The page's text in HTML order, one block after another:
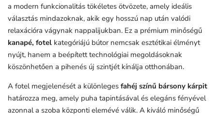
a modern funkcionalitás tökéletes ötvözete, amely ideális
választás mindazoknak, akik egy hosszú nap után valódi
relaxációra vágynak nappalijukban. Ez a prémium minőségű
kanapé, fotel kategóriájú bútor nemcsak esztétikai élményt
nyújt, hanem a beépített technológiai megoldásoknak
köszönhetően a pihenés új szintjét kínálja otthonában.
A fotel megjelenését a különleges fahéj színű bársony kárpit
határozza meg, amely puha tapintásával és elegáns fényével
azonnal a szoba központi elemévé válik. A kiváló minőségű